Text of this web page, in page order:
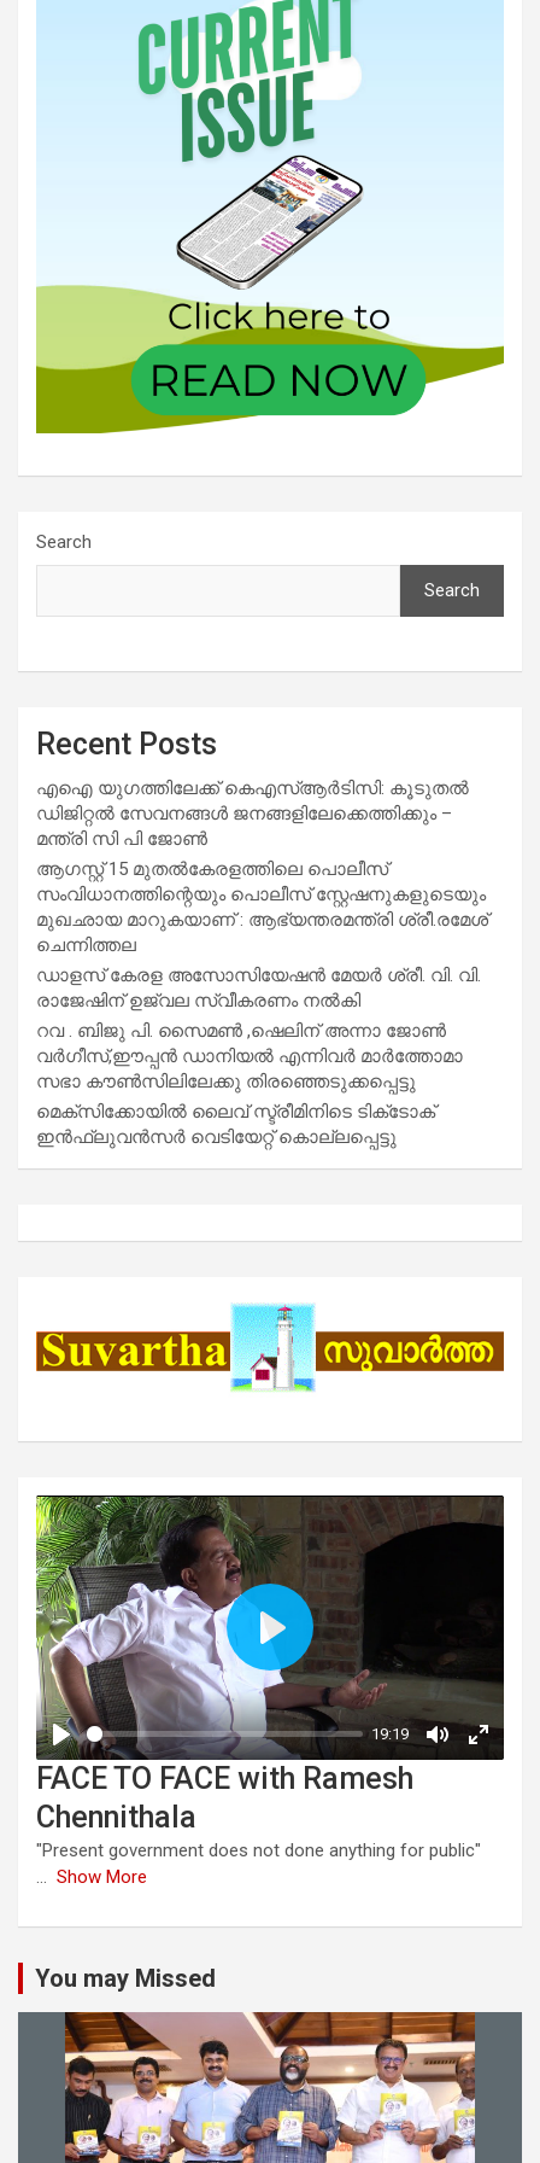
Search
Search
Recent Posts
എഐ യുഗത്തിലേക്ക് കെഎസ്ആർടിസി: കൂടുതൽ
ഡിജിറ്റൽ സേവനങ്ങൾ ജനങ്ങളിലേക്കെത്തിക്കും –
മന്ത്രി സി പി ജോൺ
ആഗസ്റ്റ് 15 മുതല്‍കേരളത്തിലെ പൊലീസ്
സംവിധാനത്തിന്റെയും പൊലീസ് സ്റ്റേഷനുകളുടെയും
മുഖഛായ മാറുകയാണ് : ആഭ്യന്തരമന്ത്രി ശ്രീ.രമേശ്
ചെന്നിത്തല
ഡാളസ് കേരള അസോസിയേഷൻ മേയർ ശ്രീ. വി. വി.
രാജേഷിന് ഉജ്വല സ്വീകരണം നൽകി
റവ . ബിജു പി. സൈമൺ ,ഷെലിന് അന്നാ ജോൺ
വർഗീസ്,ഈപ്പൻ ഡാനിയൽ എന്നിവർ മാർത്തോമാ
സഭാ കൗൺസിലിലേക്കു തിരഞ്ഞെടുക്കപ്പെട്ടു
മെക്സിക്കോയിൽ ലൈവ് സ്ട്രീമിനിടെ ടിക്‌ടോക്
ഇൻഫ്ലുവൻസർ വെടിയേറ്റ് കൊല്ലപ്പെട്ടു
FACE TO FACE with Ramesh
Chennithala
"Present government does not done anything for public"
... Show More
You may Missed